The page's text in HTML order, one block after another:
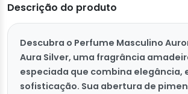
Descrição do produto
Descubra o Perfume Masculino
Aura Silver, uma fragrância
especiada que combina elegância,
sofisticação. Sua abertura de